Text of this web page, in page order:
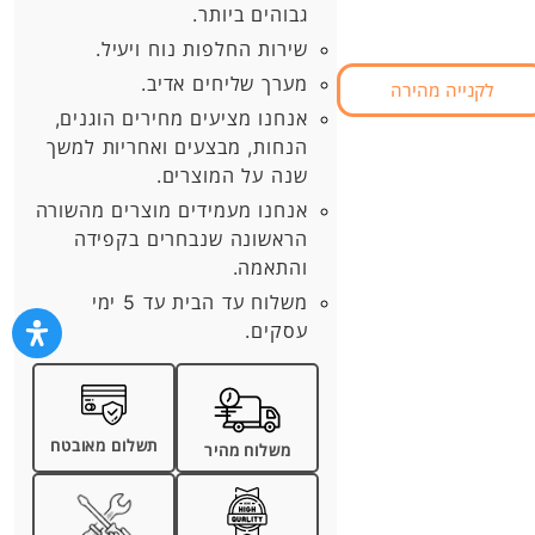
לקנייה מהירה
גבוהים ביותר.
שירות החלפות נוח ויעיל.
מערך שליחים אדיב.
אנחנו מציעים מחירים הוגנים,
הנחות, מבצעים ואחריות למשך
שנה על המוצרים.
אנחנו מעמידים מוצרים מהשורה
הראשונה שנבחרים בקפידה
והתאמה.
משלוח עד הבית עד 5 ימי
עסקים.
משלוח מהיר תשלום מאובטח